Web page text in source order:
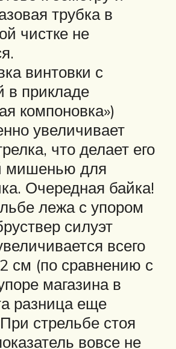
трубка в
чистке не
винтовки с
в прикладе
компоновка»)
увеличивает
что делает его
мишенью для
Очередная байка!
лежа с упором
силуэт
всего
см (по сравнению с
магазина в
разница еще
стрельбе стоя
вовсе не